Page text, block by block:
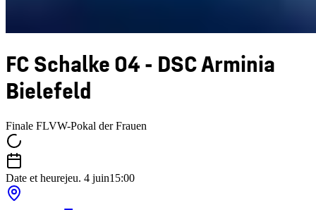
FC Schalke 04 - DSC Arminia
Bielefeld
Finale FLVW-Pokal der Frauen
Date et heurejeu. 4 juin15:00